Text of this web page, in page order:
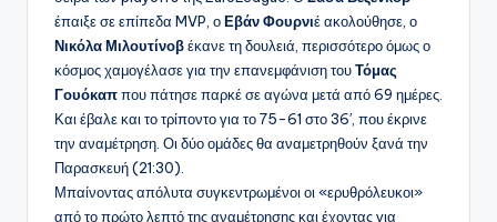
έπαιξε σε επίπεδα MVP, οΕβάν Φουρνιέ ακολούθησε, ο
Νικόλα Μιλουτίνοβέκανε τη δουλειά, περισσότερο όμως ο
κόσμος χαμογέλασε για την επανεμφάνιση τουΤόμας
Γουόκαππου πάτησε παρκέ σε αγώνα μετά από 69 ημέρες.
Και έβαλε και το τρίποντο για το 75-61 στο 36′, που έκρινε
την αναμέτρηση. Οι δύο ομάδες θα αναμετρηθούν ξανά την
Παρασκευή (21:30).
Μπαίνοντας απόλυτα συγκεντρωμένοι οι «ερυθρόλευκοι»
από το πρώτο λεπτό της αναμέτρησης και έχοντας για